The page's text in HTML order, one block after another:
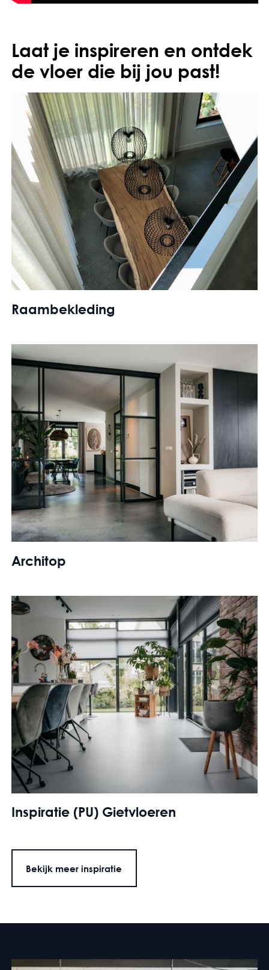
Laat je inspireren en ontdek
de vloer die bij jou past!
Raambekleding
Architop
Inspiratie (PU) Gietvloeren
Bekijk meer inspiratie